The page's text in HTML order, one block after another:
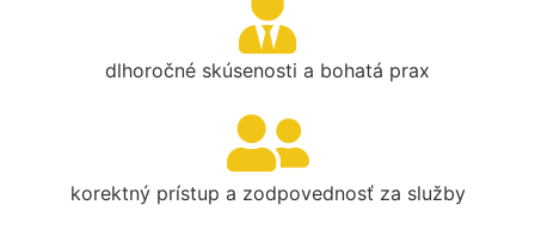
dlhoročné skúsenosti a bohatá prax
korektný prístup a zodpovednosť za služby